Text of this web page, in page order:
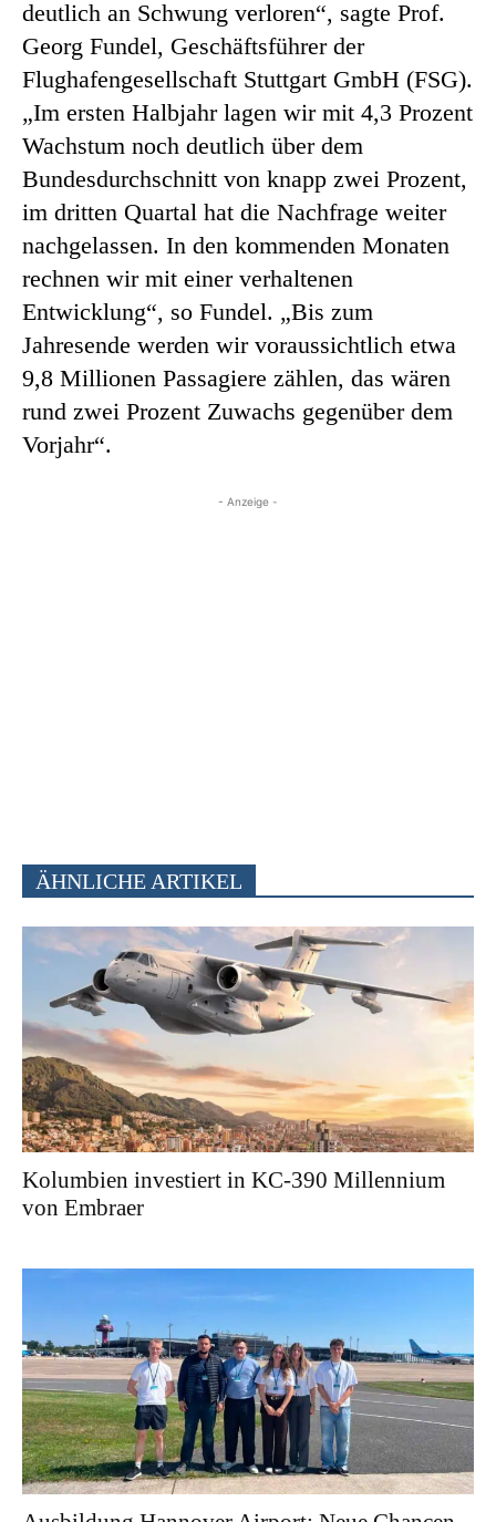
deutlich an Schwung verloren“, sagte Prof.
Georg Fundel, Geschäftsführer der
Flughafengesellschaft Stuttgart GmbH (FSG).
„Im ersten Halbjahr lagen wir mit 4,3 Prozent
Wachstum noch deutlich über dem
Bundesdurchschnitt von knapp zwei Prozent,
im dritten Quartal hat die Nachfrage weiter
nachgelassen. In den kommenden Monaten
rechnen wir mit einer verhaltenen
Entwicklung“, so Fundel. „Bis zum
Jahresende werden wir voraussichtlich etwa
9,8 Millionen Passagiere zählen, das wären
rund zwei Prozent Zuwachs gegenüber dem
Vorjahr“.
- Anzeige -
ÄHNLICHE ARTIKEL
Kolumbien investiert in KC-390 Millennium
von Embraer